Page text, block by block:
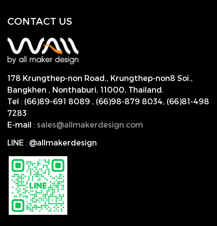
CONTACT US
178 Krungthep-non Road., Krungthep-non8 Soi.,
Bangkhen , Nonthaburi, 11000, Thailand.
Tel : (66)89-691 8089 , (66)98-879 8034, (66)81-498
7283
E-mail : sales@allmakerdesign.com
LINE : @allmakerdesign